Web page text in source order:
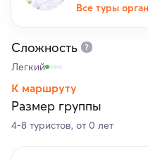
Все туры
Сложность
Легкий
К маршруту
Размер группы
4-8 туристов, от 0 лет